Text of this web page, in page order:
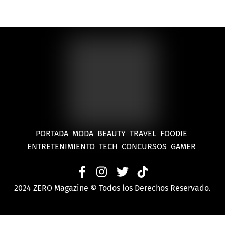
PORTADA MODA BEAUTY TRAVEL FOODIE
ENTRETENIMIENTO TECH CONCURSOS GAMER
2024 ZERO Magazine © Todos los Derechos Reservado.